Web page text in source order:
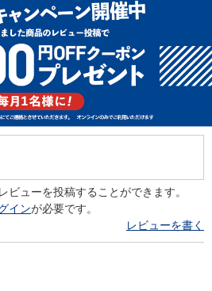
ビューを投稿することができます。
インが必要です。
レビューを書く